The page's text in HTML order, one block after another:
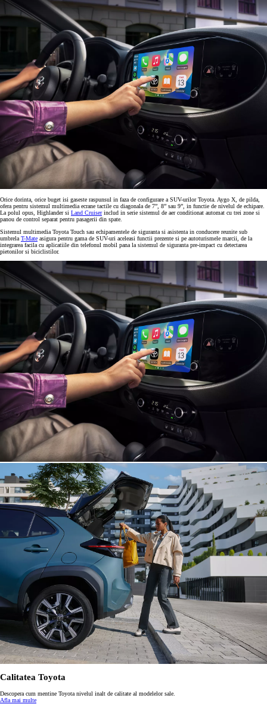
Orice dorinta, orice buget isi gaseste raspunsul in faza de configurare a SUV-urilor Toyota. Aygo X, de pilda,
ofera pentru sistemul multimedia ecrane tactile cu diagonala de 7”, 8” sau 9”, in functie de nivelul de echipare.
La polul opus, Highlander si Land Cruiserinclud in serie sistemul de aer conditionat automat cu trei zone si
panou de control separat pentru pasagerii din spate.
Sistemul multimedia Toyota Touch sau echipamentele de siguranta si asistenta in conducere reunite sub
umbrela T-Mate asigura pentru gama de SUV-uri aceleasi functii prezente si pe autoturismele marcii, de la
integrarea facila cu aplicatiile din telefonul mobil pana la sistemul de siguranta pre-impact cu detectarea
pietonilor si biciclistilor.
Calitatea Toyota
Descopera cum mentine Toyota nivelul inalt de calitate al modelelor sale.
Afla mai multe